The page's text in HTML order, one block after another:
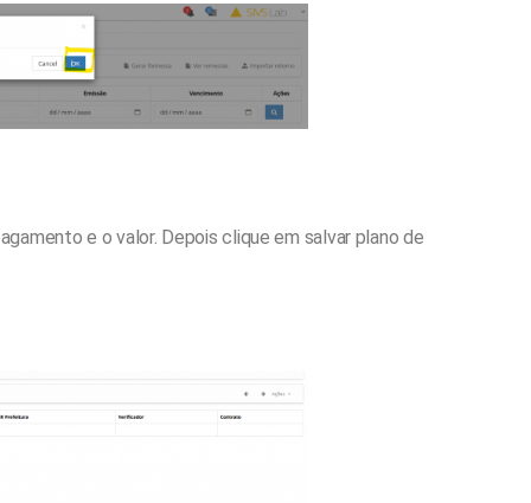
e o valor. Depois clique em salvar plano de